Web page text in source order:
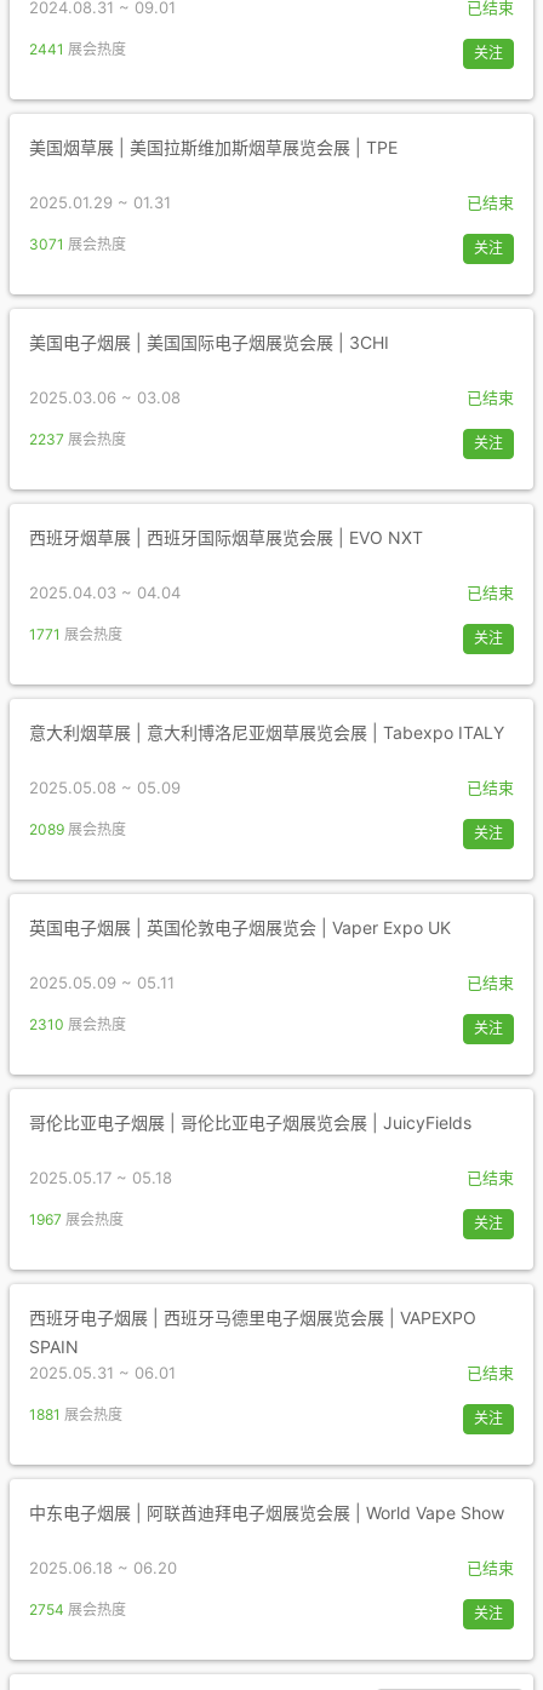
2024.08.31 ~ 09.01 已结束
2441 展会热度 关注
美国烟草展 | 美国拉斯维加斯烟草展览会展 | TPE
2025.01.29 ~ 01.31 已结束
3071 展会热度 关注
美国电子烟展 | 美国国际电子烟展览会展 | 3CHI
2025.03.06 ~ 03.08 已结束
2237 展会热度 关注
西班牙烟草展 | 西班牙国际烟草展览会展 | EVO NXT
2025.04.03 ~ 04.04 已结束
1771 展会热度 关注
意大利烟草展 | 意大利博洛尼亚烟草展览会展 | Tabexpo ITALY
2025.05.08 ~ 05.09 已结束
2089 展会热度 关注
英国电子烟展 | 英国伦敦电子烟展览会 | Vaper Expo UK
2025.05.09 ~ 05.11 已结束
2310 展会热度 关注
哥伦比亚电子烟展 | 哥伦比亚电子烟展览会展 | JuicyFields
2025.05.17 ~ 05.18 已结束
1967 展会热度 关注
西班牙电子烟展 | 西班牙马德里电子烟展览会展 | VAPEXPO
SPAIN
2025.05.31 ~ 06.01 已结束
1881 展会热度 关注
中东电子烟展 | 阿联酋迪拜电子烟展览会展 | World Vape Show
2025.06.18 ~ 06.20 已结束
2754 展会热度 关注